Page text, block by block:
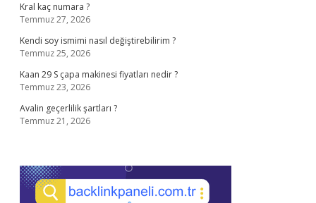
Kral kaç numara ?
Temmuz 27, 2026
Kendi soy ismimi nasıl değiştirebilirim ?
Temmuz 25, 2026
Kaan 29 S çapa makinesi fiyatları nedir ?
Temmuz 23, 2026
Avalin geçerlilik şartları ?
Temmuz 21, 2026